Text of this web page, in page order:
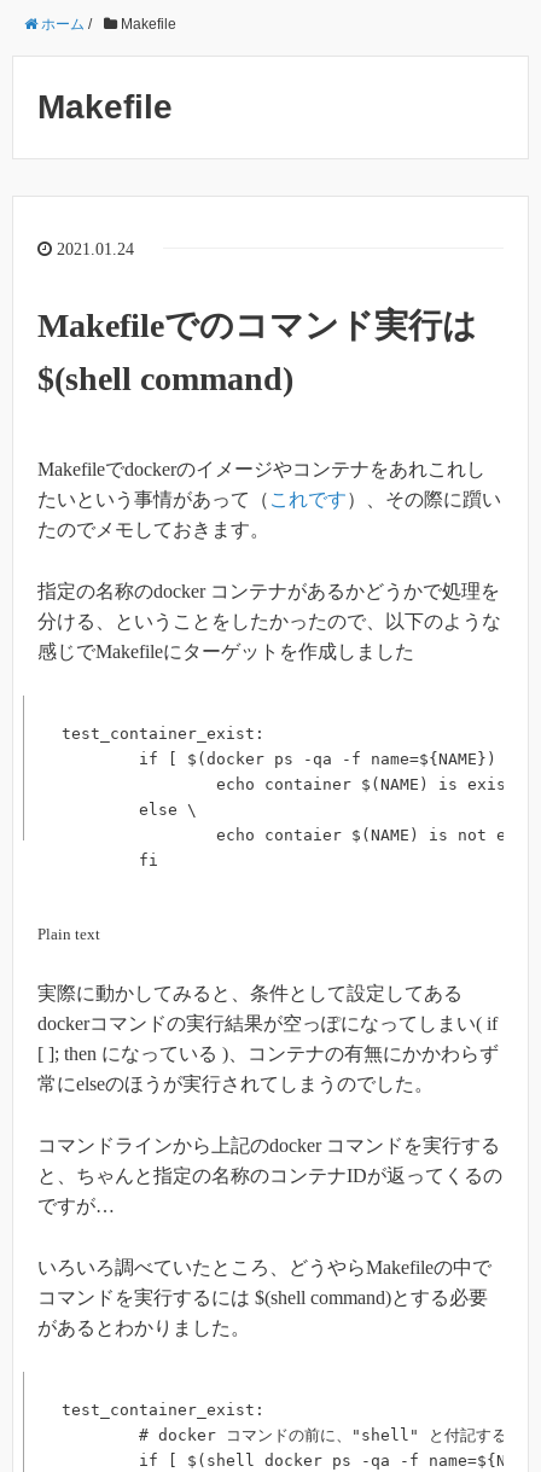
ホーム / Makefile
Makefile
2021.01.24
Makefileでのコマンド実行は
$(shell command)
Makefileでdockerのイメージやコンテナをあれこれし
たいという事情があって（ これです）、その際に躓い
たのでメモしておきます。
指定の名称のdocker コンテナがあるかどうかで処理を
分ける、ということをしたかったので、以下のような
感じでMakefileにターゲットを作成しました
test_container_exist:
	fi
Plain text
実際に動かしてみると、条件として設定してある
dockerコマンドの実行結果が空っぽになってしまい( if
[ ]; then になっている )、コンテナの有無にかかわらず
常にelseのほうが実行されてしまうのでした。
コマンドラインから上記のdocker コマンドを実行する
と、ちゃんと指定の名称のコンテナIDが返ってくるの
ですが…
いろいろ調べていたところ、どうやらMakefileの中で
コマンドを実行するには $(shell command)とする必要
があるとわかりました。
test_container_exist: